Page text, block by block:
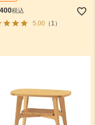
税込
5.00（1）